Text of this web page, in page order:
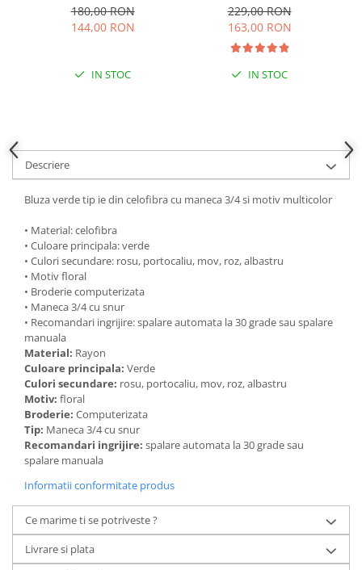
180,00 RON
144,00 RON
IN STOC
229,00 RON
163,00 RON
IN STOC
Descriere
Bluza verde tip ie din celofibra cu maneca 3/4 si motiv multicolor
• Material: celofibra
• Culoare principala: verde
• Culori secundare: rosu, portocaliu, mov, roz, albastru
• Motiv floral
• Broderie computerizata
• Maneca 3/4 cu snur
• Recomandari ingrijire: spalare automata la 30 grade sau spalare
manuala
Material: Rayon
Culoare principala: Verde
Culori secundare: rosu, portocaliu, mov, roz, albastru
Motiv: floral
Broderie: Computerizata
Tip: Maneca 3/4 cu snur
Recomandari ingrijire: spalare automata la 30 grade sau
spalare manuala
Informatii conformitate produs
Ce marime ti se potriveste ?
Livrare si plata